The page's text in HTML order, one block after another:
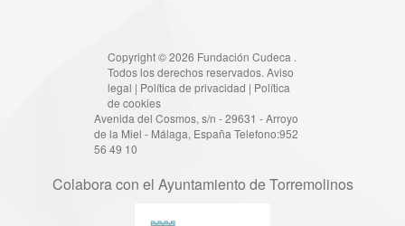
Copyright © 2026 Fundación Cudeca .
Todos los derechos reservados. Aviso
legal | Política de privacidad | Política
de cookies
Avenida del Cosmos, s/n - 29631 - Arroyo
de la Miel - Málaga, España Telefono:952
56 49 10
Colabora con el Ayuntamiento de Torremolinos